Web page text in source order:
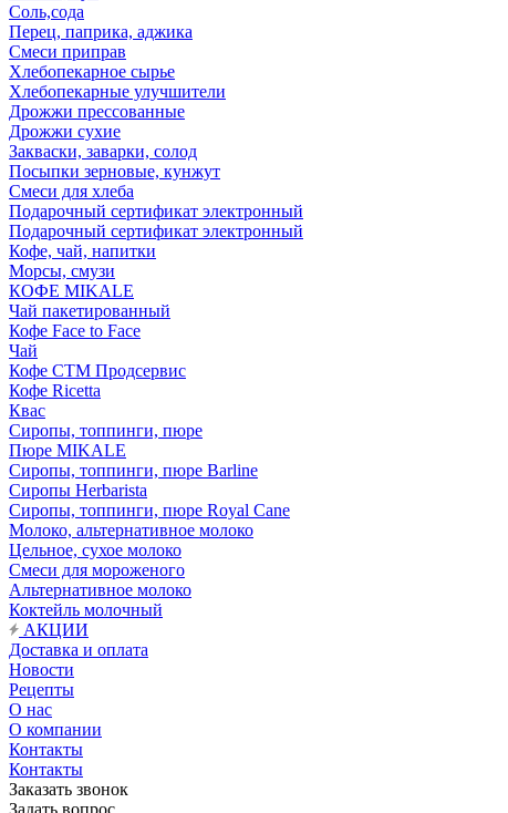
Соль,сода
Перец, паприка, аджика
Смеси приправ
Хлебопекарное сырье
Хлебопекарные улучшители
Дрожжи прессованные
Дрожжи сухие
Закваски, заварки, солод
Посыпки зерновые, кунжут
Смеси для хлеба
Подарочный сертификат электронный
Подарочный сертификат электронный
Кофе, чай, напитки
Морсы, смузи
КОФЕ MIKALE
Чай пакетированный
Кофе Face to Face
Чай
Кофе СТМ Продсервис
Кофе Ricetta
Квас
Сиропы, топпинги, пюре
Пюре MIKALE
Сиропы, топпинги, пюре Barline
Сиропы Herbarista
Сиропы, топпинги, пюре Royal Cane
Молоко, альтернативное молоко
Цельное, сухое молоко
Смеси для мороженого
Альтернативное молоко
Коктейль молочный
АКЦИИ
Доставка и оплата
Новости
Рецепты
О нас
О компании
Контакты
Контакты
Заказать звонок
Задать вопрос